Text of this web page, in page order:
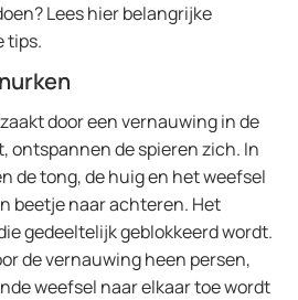
Lees hier belangrijke
tips.
door een vernauwing in de
ontspannen de spieren zich. In
de tong, de huig en het weefsel
beetje naar achteren. Het
gedeeltelijk geblokkeerd wordt.
de vernauwing heen persen,
weefsel naar elkaar toe wordt